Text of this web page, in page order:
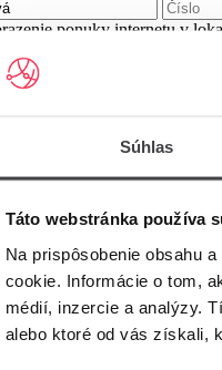
Súhlas
Táto webstránka používa
Na prispôsobenie obsahu
cookie. Informácie o tom,
médií, inzercie a analýzy.
alebo ktoré od vás získali,
ponuky internetu v
na ulici Agátová v
čísiel vchodov na